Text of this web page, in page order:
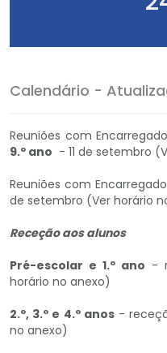
Calendário -
Reuniões com
9.º ano - 11 de setembro
Reuniões com
de setembro (Ver horário
Receção aos alunos
Pré-escolar e 1.º ano -
horário no anexo)
2.º, 3.º e 4.º anos-
no anexo)